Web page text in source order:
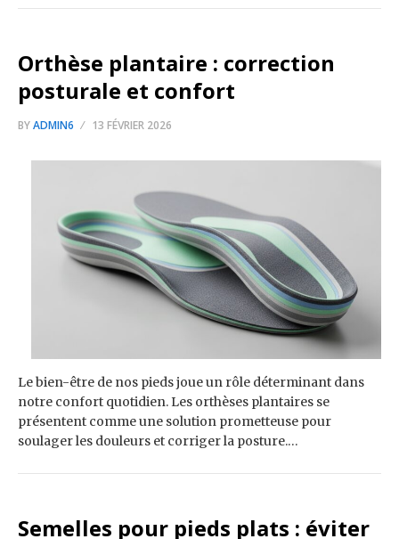
Orthèse plantaire : correction
posturale et confort
BYADMIN6 13 FÉVRIER 2026
Le bien-être de nos pieds joue un rôle déterminant dans
notre confort quotidien. Les orthèses plantaires se
présentent comme une solution prometteuse pour
soulager les douleurs et corriger la posture.…
Semelles pour pieds plats : éviter